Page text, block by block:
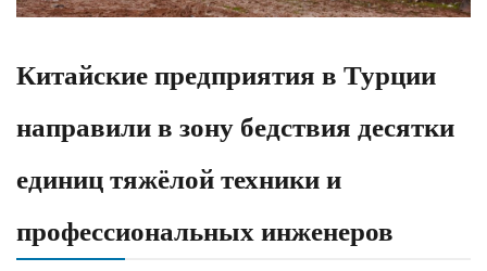
Китайские предприятия в Турции
направили в зону бедствия десятки
единиц тяжёлой техники и
профессиональных инженеров